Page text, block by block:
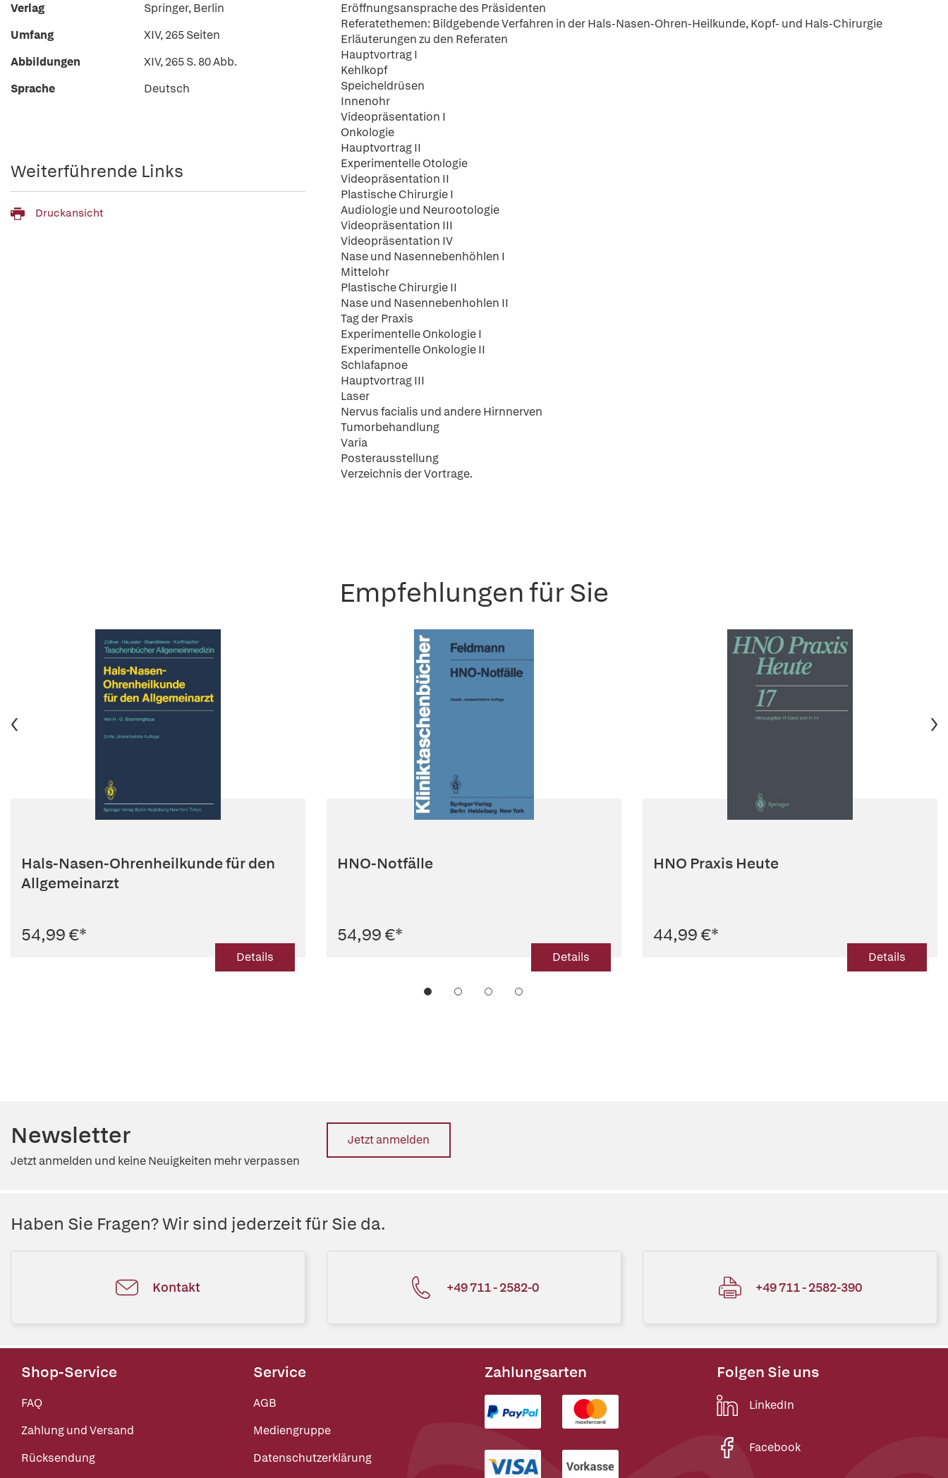
Eröffnungsansprache des Präsidenten
Referatethemen: Bildgebende Verfahren in der Hals-Nasen-Ohren-Heilkunde, Kopf- und Hals-Chirurgie
Erläuterungen zu den Referaten
Hauptvortrag I
Kehlkopf
Speicheldrüsen
Innenohr
Videopräsentation I
Onkologie
Hauptvortrag II
Experimentelle Otologie
Videopräsentation II
Plastische Chirurgie I
Audiologie und Neurootologie
Videopräsentation III
Videopräsentation IV
Nase und Nasennebenhöhlen I
Mittelohr
Plastische Chirurgie II
Nase und Nasennebenhohlen II
Tag der Praxis
Experimentelle Onkologie I
Experimentelle Onkologie II
Schlafapnoe
Hauptvortrag III
Laser
Nervus facialis und andere Hirnnerven
Tumorbehandlung
Varia
Posterausstellung
Verzeichnis der Vortrage.
Verlag
Springer, Berlin
Umfang
XIV, 265 Seiten
Abbildungen
XIV, 265 S. 80 Abb.
Sprache
Deutsch
Weiterführende Links
Druckansicht
Empfehlungen für Sie
Hals-Nasen-Ohrenheilkunde für den
Allgemeinarzt
54,99 €*
Details
HNO-Notfälle
54,99 €*
Details
HNO Praxis Heute
44,99 €*
Details
Newsletter
Jetzt anmelden und keine Neuigkeiten mehr verpassen
Jetzt anmelden
Haben Sie Fragen? Wir sind jederzeit für Sie da.
Kontakt +49 711 - 2582-0 +49 711 - 2582-390
Shop-Service
FAQ
Zahlung und Versand
Rücksendung
Service
AGB
Mediengruppe
Datenschutzerklärung
Zahlungsarten Folgen Sie uns
LinkedIn
Facebook